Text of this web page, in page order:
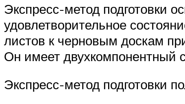
Экспресс-метод подготовки
удовлетворительное
листов к черновым доскам
Он имеет двухкомпонентный
Экспресс-метод подготовки